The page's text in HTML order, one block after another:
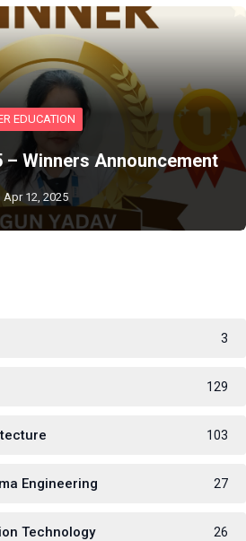
EDUCATION
– Winners Announcement
Apr 12, 2025
3
129
103
Engineering 27
Technology 26